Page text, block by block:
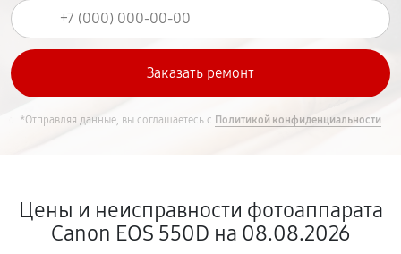
*Отправляя данные, вы соглашаетесь с Политикой конфиденциальности
Цены и неисправности фотоаппарата
Canon EOS 550D на 08.08.2026